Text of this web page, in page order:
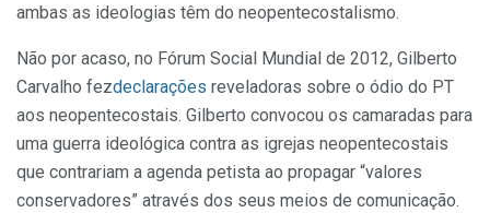
ambas as ideologias têm do neopentecostalismo.
Não por acaso, no Fórum Social Mundial de 2012, Gilberto
Carvalho fezdeclarações reveladoras sobre o ódio do PT
aos neopentecostais. Gilberto convocou os camaradas para
uma guerra ideológica contra as igrejas neopentecostais
que contrariam a agenda petista ao propagar “valores
conservadores” através dos seus meios de comunicação.